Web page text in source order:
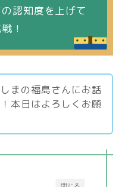
認知度を上げて
！
まの福島さんにお話
本日はよろしくお願
閉じる